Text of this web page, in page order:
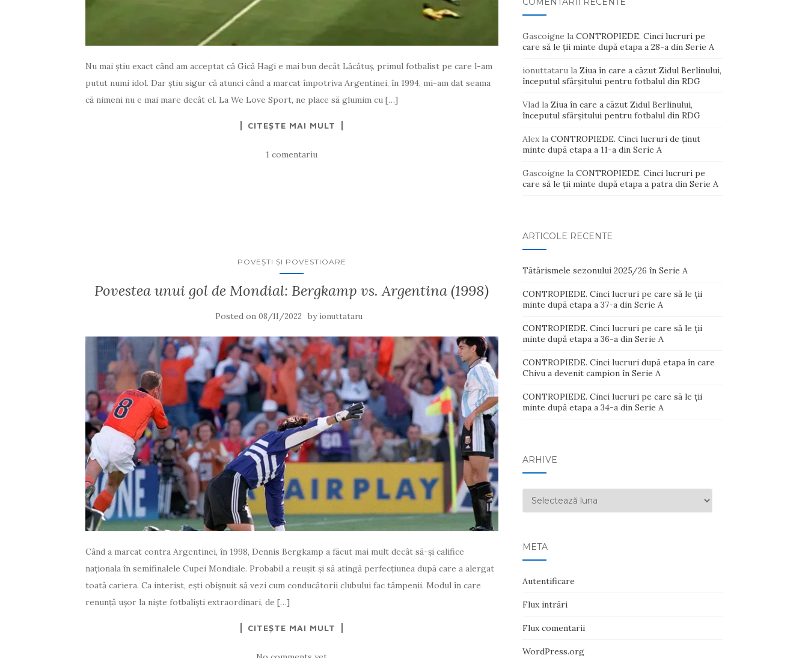
Nu mai știu exact când am acceptat că Gică Hagi e mai bun decât Lăcătuș, primul fotbalist pe care l-am
putut numi idol. Dar știu sigur că atunci când a marcat împotriva Argentinei, în 1994, mi-am dat seama
că nimeni nu e mai mare decât el. La We Love Sport, ne place să glumim cu […]
CITEȘTE MAI MULT
1 comentariu
POVEŞTI ŞI POVESTIOARE
Povestea unui gol de Mondial: Bergkamp vs. Argentina (1998)
Posted on 08/11/2022 by ionuttataru
Când a marcat contra Argentinei, în 1998, Dennis Bergkamp a făcut mai mult decât să-și califice
naționala în semifinalele Cupei Mondiale. Probabil a reușit și să atingă perfecțiunea după care a alergat
toată cariera. Ca interist, eşti obişnuit să vezi cum conducătorii clubului fac tâmpenii. Modul în care
renunță ușor la niște fotbaliști extraordinari, de […]
CITEȘTE MAI MULT
Gascoigne la CONTROPIEDE. Cinci lucruri pe
care să le ții minte după etapa a 28-a din Serie A
ionuttatarula Ziua în care a căzut Zidul Berlinului,
începutul sfârșitului pentru fotbalul din RDG
Vladla Ziua în care a căzut Zidul Berlinului,
începutul sfârșitului pentru fotbalul din RDG
Alexla CONTROPIEDE. Cinci lucruri de ținut
minte după etapa a 11-a din Serie A
Gascoigne la CONTROPIEDE. Cinci lucruri pe
care să le ții minte după etapa a patra din Serie A
ARTICOLE RECENTE
Tătărismele sezonului 2025/26 în Serie A
CONTROPIEDE. Cinci lucruri pe care să le ții
minte după etapa a 37-a din Serie A
CONTROPIEDE. Cinci lucruri pe care să le ții
minte după etapa a 36-a din Serie A
CONTROPIEDE. Cinci lucruri după etapa în care
Chivu a devenit campion în Serie A
CONTROPIEDE. Cinci lucruri pe care să le ții
minte după etapa a 34-a din Serie A
ARHIVE
Arhive
META
Autentificare
Flux intrări
Flux comentarii
WordPress.org